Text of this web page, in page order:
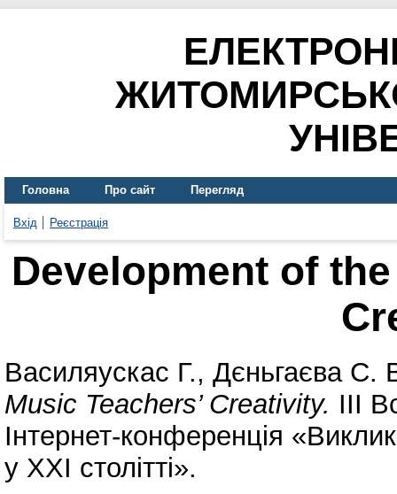
Головна Про сайт Перегляд
Вхід Реєстрація
Development of
Василяускас Г., Дєньгаєва С.
Music Teachers’ Creativity. ІІІ
Інтернет-конференція
у ХХІ столітті».